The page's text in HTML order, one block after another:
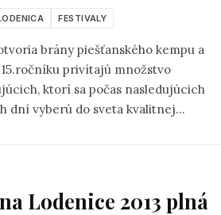
FESTIVALY
brány piešťanského kempu a
privítajú množstvo
ktorí sa počas nasledujúcich
dní vyberú do sveta kvalitnej
prináša niekoľko nových
Lodenice 2013 plná